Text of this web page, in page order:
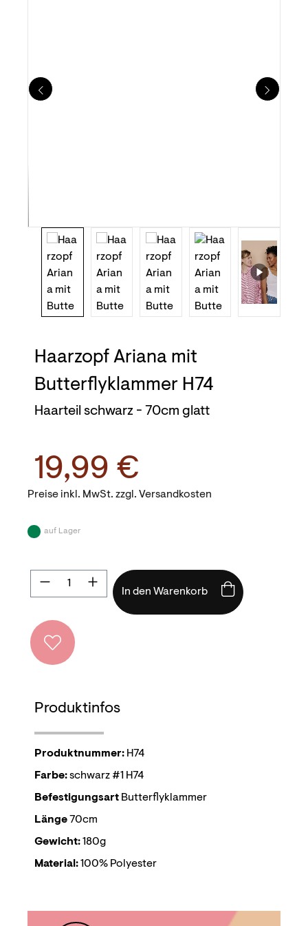
Haarzopf Ariana mit
Butterflyklammer H74
Haarteil schwarz - 70cm glatt
19,99 €
Preise inkl. MwSt. zzgl. Versandkosten
auf Lager
Produkt Anzahl: Gib den gewünschten
In den Warenkorb
Produktinfos
Produktnummer: H74
Farbe:schwarz #1 H74
Befestigungsart Butterflyklammer
Länge70cm
Gewicht:180g
Material:100% Polyester